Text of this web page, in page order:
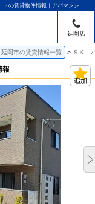
ＳＫ パレス（宮崎県延岡市川原崎町 ７２・延岡駅）1LDK賃貸アパートの賃貸物件情報｜アパマンショップ延岡店｜ハウジング情報プラザ
延岡店
延岡市の賃貸情報一覧 ＳＫ
報